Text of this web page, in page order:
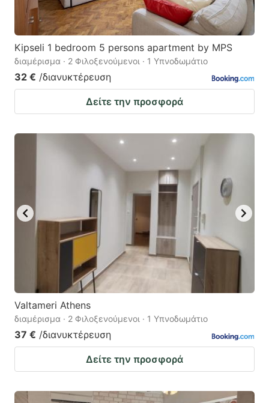
Kipseli 1 bedroom 5 persons apartment by MPS
διαμέρισμα · 2 Φιλοξενούμενοι · 1 Υπνοδωμάτιο
32 € /διανυκτέρευση
Δείτε την προσφορά
Valtameri Athens
διαμέρισμα · 2 Φιλοξενούμενοι · 1 Υπνοδωμάτιο
37 € /διανυκτέρευση
Δείτε την προσφορά